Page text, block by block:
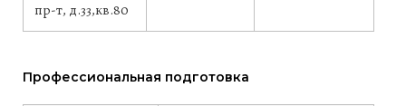
пр-т, д.33,кв.80
Профессиональная подготовка